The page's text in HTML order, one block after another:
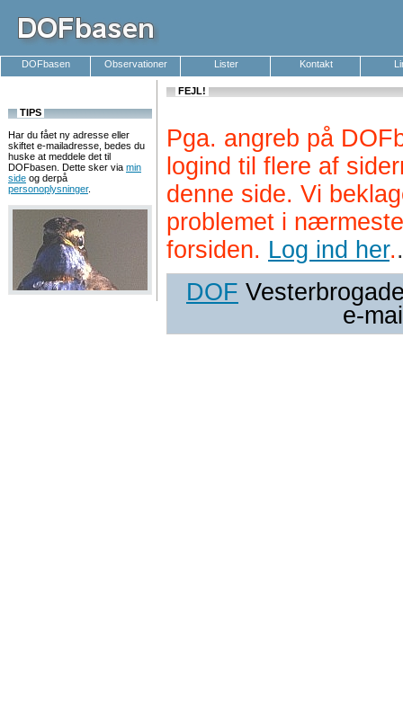
DOFbasen Observationer Lister Kontakt
TIPS
Har du fået ny adresse eller
skiftet e-mailadresse, bedes du
huske at meddele det til
DOFbasen. Dette sker via min
side og derpå
personoplysninger.
FEJL!
Pga. angreb på
logind til flere af
denne side. Vi
problemet i
forsiden. Log ind her..
DOF
e-